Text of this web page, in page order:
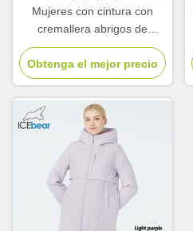
Mujeres con cintura con
cremallera abrigos de
primavera corto
impermeable para el viento
adelgazamiento
Obtenga el mejor precio